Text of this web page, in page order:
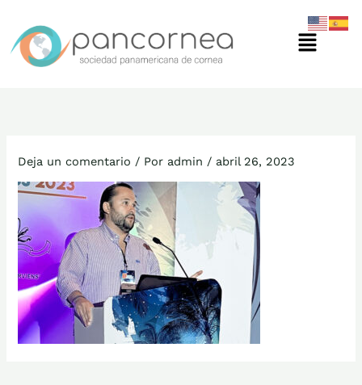
contenido
Menú
Deja un comentario / Por admin / abril 26, 2023